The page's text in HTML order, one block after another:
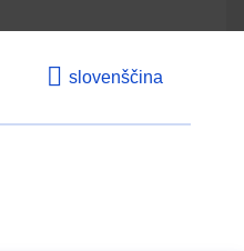
slovenščina